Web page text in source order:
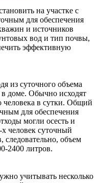
на участке с
для обеспечения
и источников
вод и тип почвы,
эффективную
из суточного объема
в доме. Обычно исходят
человека в сутки. Общий
для обеспечения
могли осесть и
х человек суточный
следовательно, объем
2400 литров.
учитывать несколько